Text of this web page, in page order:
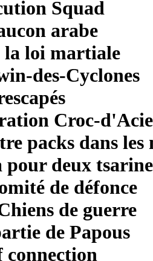
Squad
arabe
la loi martiale
des-Cyclones
Croc-
packs dans les
pour deux
de défonce
de guerre
de Papous
connection